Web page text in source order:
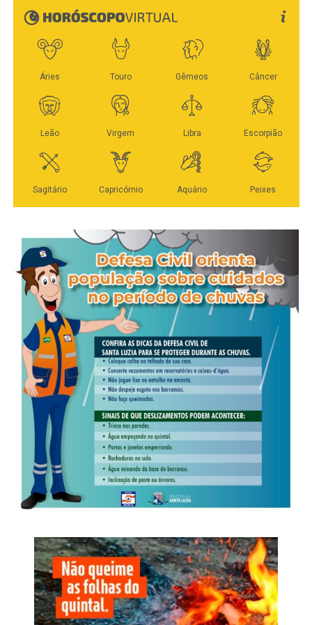
Veja Mais: Ciclo de capacitação trata sobre
normativa federal que estrutura processos de
contração
fiscalização encontrou situação considerada mais regular.
O Procon não identificou produtos vencidos em
quantidade que justificasse autuação imediata, adotando
apenas medidas orientativas relacionadas à exposição
de preços e disponibilização de cardápio físico. No local,
a equipe da Sorp também registrou infração leve por
infração de R$ 600.
O agente de regulação e fiscalização da Sorp, Rafael da
Cruz Mestre, explicou que as principais irregularidades
verificadas nos três dias da operação envolvem alvarás
ausentes ou desatualizados, com divergências de
endereço, área ou CNPJ. Segundo ele, os
estabelecimentos notificados têm prazo de 10 dias para
regularização documental, sob pena de multa. O fiscal
também ressaltou que a ausência de ocorrências graves
demonstra a importância do trabalho preventivo realizado
rotineiramente pelos órgãos municipais.
O balanço consolidado das ações aponta que o trabalho
integrado entre os órgãos públicos tem permitido mapear
as principais demandas do setor e orientar empresários
sobre adequações necessárias. De acordo com o agente
conceder prazo para regularização antes da adoção de
medidas mais rígidas. “No retorno, o tratamento será
diferente para quem não tiver cumprido as exigências”,
afirmou.
eletrodomésticos inservíveis, restos de jardinagem, e
disponibiliza a coleta de resíduos sólidos volumosos.
De janeiro até agora, as equipes já percorreram todos os
oito setores, garantindo o destino adequado aos
inservíveis e restos de jardinagem.
Secretaria de Infraestrutura, Transporte e Saneamento
(Sintra) cortam estrada para fazer a coleta nos distritos de
Caravágio e Primavera. “Já peço aos moradores dos dois
distritos que disponham os resíduos para coleta nas
pedestres”, solicita o titular da pasta, Milton Geller,
reforçando que a participação de todos é fundamental
neste processo e que dispor os resíduos fora do período
correto pode gerar multa.
A partir do dia 22 de abril, as equipes da Sintra dão início
à segunda rodada da coleta de volumosos, pelo Setor 1.
O calendário pode ser conferido aqui.
“Mais que organização e beleza, a limpeza urbana é uma
questão de saúde pública – e manter quintais livres de
objetos que possam acumular qualquer quantidade de
água é a forma mais eficaz de combatermos doenças
como a dengue, por exemplo”, complementa o gestor.
Veja Mais:
Prefeita prestigia ação social e
acompanha Dia D de vacinação em Várzea
Para seguir reduzindo a geração de resíduos, a
Administração Municipal optou por continuar com o
calendário de coleta de resíduos volumosos somente na
versão digital, disponível no site da Prefeitura.